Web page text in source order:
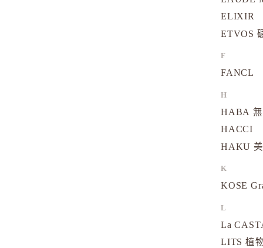
ELIXIR
ETVOS
F
FANCL
H
HABA
HACCI
HAKU
K
KOSE
L
La
LITS 植